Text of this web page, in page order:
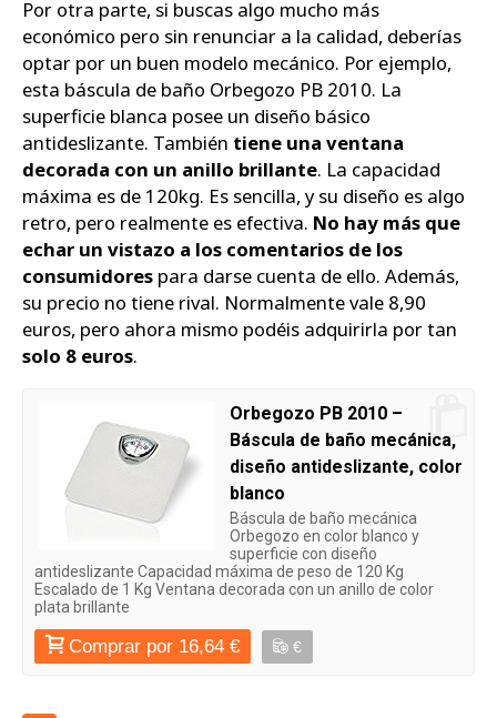
Por otra parte, si buscas algo mucho más
económico pero sin renunciar a la calidad, deberías
optar por un buen modelo mecánico. Por ejemplo,
esta báscula de baño Orbegozo PB 2010. La
superficie blanca posee un diseño básico
antideslizante. También tiene una ventana
decorada con un anillo brillante. La capacidad
máxima es de 120kg. Es sencilla, y su diseño es algo
retro, pero realmente es efectiva. No hay más que
echar un vistazo a los comentarios de los
consumidores para darse cuenta de ello. Además,
su precio no tiene rival. Normalmente vale 8,90
euros, pero ahora mismo podéis adquirirla por tan
solo 8 euros.
Orbegozo PB 2010 –
Báscula de baño mecánica,
diseño antideslizante, color
blanco
Báscula de baño mecánica
Orbegozo en color blanco y
superficie con diseño
antideslizante Capacidad máxima de peso de 120 Kg
Escalado de 1 Kg Ventana decorada con un anillo de color
plata brillante
Comprar por 16,64 € €